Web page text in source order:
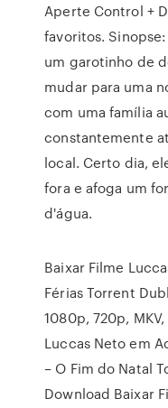
Aperte Control +
favoritos.
um garotinho de
mudar para uma
com uma família
constantemente
local. Certo dia,
fora e afoga um
d'água.
Baixar Filme
Férias Torrent
1080p, 720p,
Luccas Neto em
– O Fim do Natal
Download Baixar